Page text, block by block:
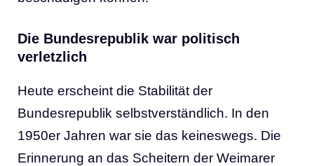
Die Bundesrepublik war politisch
verletzlich
Heute erscheint die Stabilität der
Bundesrepublik selbstverständlich. In den
1950er Jahren war sie das keineswegs. Die
Erinnerung an das Scheitern der Weimarer